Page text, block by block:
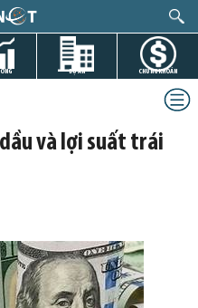
DỰ ÁN CHỨNG KHOÁN
và lợi suất trái